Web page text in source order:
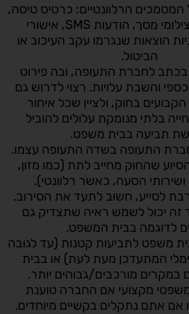
המסמכים הרלוונטיים: כרטיס טיסה,
התכתבויות, צילומי מסך, הודעות SMS, אישורי
הוצאות שנגרמו עקב העיכוב או
הביטול.
בכתב לחברת התעופה, ובה פירוט
והשבת עלויות. רצוי לדרוש גם
בחוק, ולציין שכל איחור
בלתי מנומקת עלולים להוביל
תביעה בבית משפט.
חברת התעופה בשדה התעופה עצמו.
שהחוק מחייב לתת (כמו מזון,
ושירותי הסעה, כאשר רלוונטי).
לסייע, חשוב לתעד את הסירוב.
זה יכול לשמש ראיה שתצדיק גם
לדוגמה בבית המשפט.
משפט לתביעות קטנות (עד לגובה
המתעדכן מעת לעת) או בבית
מורכבים/גבוהים יותר.
משפטי מקצועי אם החברה טוענת
אם אתם נתקלים בקשיים מיוחדים.